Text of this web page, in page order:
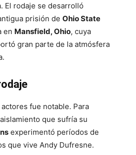
El rodaje se desarrolló
prisión de Ohio State
en Mansfield, Ohio, cuya
gran parte de la atmósfera
fue notable. Para
que sufría su
experimentó períodos de
que vive Andy Dufresne.